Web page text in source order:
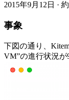
2015年9月12日 ·
事象
下図の通り、
VM”の進行状況が